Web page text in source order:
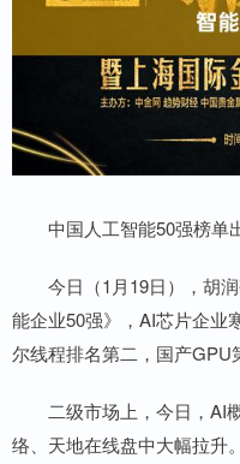
中国人工智能50强榜单
今日（1月19日），胡润
能企业50强》，AI芯片企业
尔线程排名第二，国产GPU
二级市场上，今日，AI概
络、天地在线盘中大幅拉升